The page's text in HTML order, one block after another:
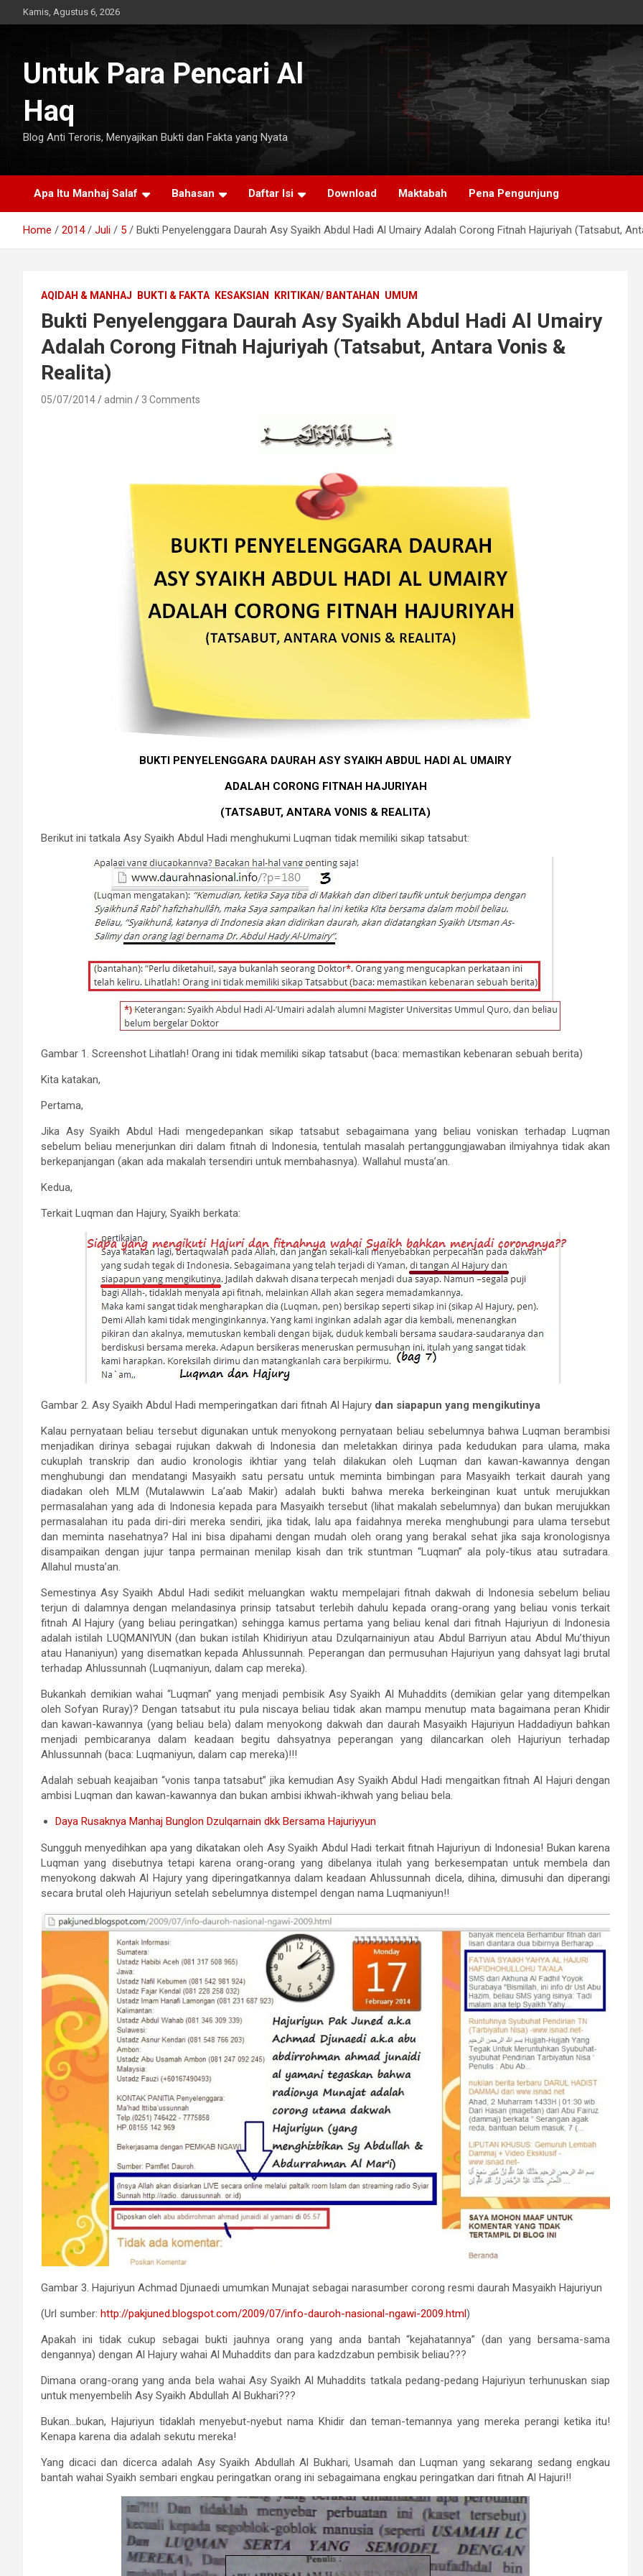
to
Kamis, Agustus 6, 2026
Untuk Para Pencari Al
Haq
Blog Anti Teroris, Menyajikan Bukti dan Fakta yang Nyata
Apa Itu Manhaj Salaf Bahasan Daftar Isi Download Maktabah Pena Pengunjung
Home 2014 Juli 5 Bukti Penyelenggara Daurah Asy Syaikh Abdul Hadi Al Umairy Adalah Corong Fitnah Hajuriyah (Tatsabut,
AQIDAH & MANHAJ BUKTI & FAKTA KESAKSIAN KRITIKAN/ BANTAHAN UMUM
Bukti Penyelenggara Daurah Asy Syaikh Abdul Hadi Al Umairy
Adalah Corong Fitnah Hajuriyah (Tatsabut, Antara Vonis &
Realita)
05/07/2014 admin 3 Comments
BUKTI PENYELENGGARA DAURAH ASY SYAIKH ABDUL HADI AL UMAIRY
ADALAH CORONG FITNAH HAJURIYAH
(TATSABUT, ANTARA VONIS & REALITA)
Berikut ini tatkala Asy Syaikh Abdul Hadi menghukumi Luqman tidak memiliki sikap tatsabut:
Gambar 1. Screenshot Lihatlah! Orang ini tidak memiliki sikap tatsabut (baca: memastikan kebenaran sebuah berita)
Kita katakan,
Pertama,
Jika Asy Syaikh Abdul Hadi mengedepankan sikap tatsabut sebagaimana yang beliau voniskan terhadap Luqman
sebelum beliau menerjunkan diri dalam fitnah di Indonesia, tentulah masalah pertanggungjawaban ilmiyahnya tidak akan
berkepanjangan (akan ada makalah tersendiri untuk membahasnya). Wallahul musta’an.
Kedua,
Terkait Luqman dan Hajury, Syaikh berkata:
Gambar 2. Asy Syaikh Abdul Hadi memperingatkan dari fitnah Al Hajury dan siapapun yang mengikutinya
Kalau pernyataan beliau tersebut digunakan untuk menyokong pernyataan beliau sebelumnya bahwa Luqman berambisi
menjadikan dirinya sebagai rujukan dakwah di Indonesia dan meletakkan dirinya pada kedudukan para ulama, maka
cukuplah transkrip dan audio kronologis ikhtiar yang telah dilakukan oleh Luqman dan kawan-kawannya dengan
menghubungi dan mendatangi Masyaikh satu persatu untuk meminta bimbingan para Masyaikh terkait daurah yang
diadakan oleh MLM (Mutalawwin La’aab Makir) adalah bukti bahwa mereka berkeinginan kuat untuk merujukkan
permasalahan yang ada di Indonesia kepada para Masyaikh tersebut (lihat makalah sebelumnya) dan bukan merujukkan
permasalahan itu pada diri-diri mereka sendiri, jika tidak, lalu apa faidahnya mereka menghubungi para ulama tersebut
dan meminta nasehatnya? Hal ini bisa dipahami dengan mudah oleh orang yang berakal sehat jika saja kronologisnya
disampaikan dengan jujur tanpa permainan menilap kisah dan trik stuntman “Luqman” ala poly-tikus atau sutradara.
Allahul musta’an.
Semestinya Asy Syaikh Abdul Hadi sedikit meluangkan waktu mempelajari fitnah dakwah di Indonesia sebelum beliau
terjun di dalamnya dengan melandasinya prinsip tatsabut terlebih dahulu kepada orang-orang yang beliau vonis terkait
fitnah Al Hajury (yang beliau peringatkan) sehingga kamus pertama yang beliau kenal dari fitnah Hajuriyun di Indonesia
adalah istilah LUQMANIYUN (dan bukan istilah Khidiriyun atau Dzulqarnainiyun atau Abdul Barriyun atau Abdul Mu’thiyun
atau Hananiyun) yang disematkan kepada Ahlussunnah. Peperangan dan permusuhan Hajuriyun yang dahsyat lagi brutal
terhadap Ahlussunnah (Luqmaniyun, dalam cap mereka).
Bukankah demikian wahai “Luqman” yang menjadi pembisik Asy Syaikh Al Muhaddits (demikian gelar yang ditempelkan
oleh Sofyan Ruray)? Dengan tatsabut itu pula niscaya beliau tidak akan mampu menutup mata bagaimana peran Khidir
dan kawan-kawannya (yang beliau bela) dalam menyokong dakwah dan daurah Masyaikh Hajuriyun Haddadiyun bahkan
menjadi pembicaranya dalam keadaan begitu dahsyatnya peperangan yang dilancarkan oleh Hajuriyun terhadap
Ahlussunnah (baca: Luqmaniyun, dalam cap mereka)!!!
Adalah sebuah keajaiban “vonis tanpa tatsabut” jika kemudian Asy Syaikh Abdul Hadi mengaitkan fitnah Al Hajuri dengan
ambisi Luqman dan kawan-kawannya dan bukan ambisi ikhwah-ikhwah yang beliau bela.
Daya Rusaknya Manhaj Bunglon Dzulqarnain dkk Bersama Hajuriyyun
Sungguh menyedihkan apa yang dikatakan oleh Asy Syaikh Abdul Hadi terkait fitnah Hajuriyun di Indonesia! Bukan karena
Luqman yang disebutnya tetapi karena orang-orang yang dibelanya itulah yang berkesempatan untuk membela dan
menyokong dakwah Al Hajury yang diperingatkannya dalam keadaan Ahlussunnah dicela, dihina, dimusuhi dan diperangi
secara brutal oleh Hajuriyun setelah sebelumnya distempel dengan nama Luqmaniyun!!
Gambar 3. Hajuriyun Achmad Djunaedi umumkan Munajat sebagai narasumber corong resmi daurah Masyaikh Hajuriyun
(Url sumber: http://pakjuned.blogspot.com/2009/07/info-dauroh-nasional-ngawi-2009.html )
Apakah ini tidak cukup sebagai bukti jauhnya orang yang anda bantah “kejahatannya” (dan yang bersama-sama
dengannya) dengan Al Hajury wahai Al Muhaddits dan para kadzdzabun pembisik beliau???
Dimana orang-orang yang anda bela wahai Asy Syaikh Al Muhaddits tatkala pedang-pedang Hajuriyun terhunuskan siap
untuk menyembelih Asy Syaikh Abdullah Al Bukhari???
Bukan…bukan, Hajuriyun tidaklah menyebut-nyebut nama Khidir dan teman-temannya yang mereka perangi ketika itu!
Kenapa karena dia adalah sekutu mereka!
Yang dicaci dan dicerca adalah Asy Syaikh Abdullah Al Bukhari, Usamah dan Luqman yang sekarang sedang engkau
bantah wahai Syaikh sembari engkau peringatkan orang ini sebagaimana engkau peringatkan dari fitnah Al Hajuri!!